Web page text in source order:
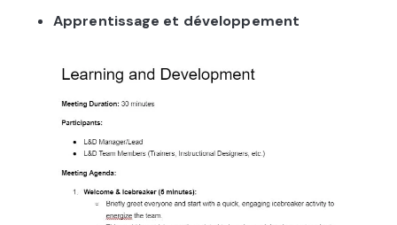
Apprentissage et développement